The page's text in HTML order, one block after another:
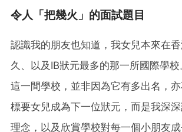
令人「把幾火」的面試題目
認識我的朋友也知道，我女兒本來在
久、以及IB狀元最多的那一所國際學
這一間學校，並非因為它有多出名，
標要女兒成為下一位狀元，而是我深
理念，以及欣賞學校對每一個小朋友成